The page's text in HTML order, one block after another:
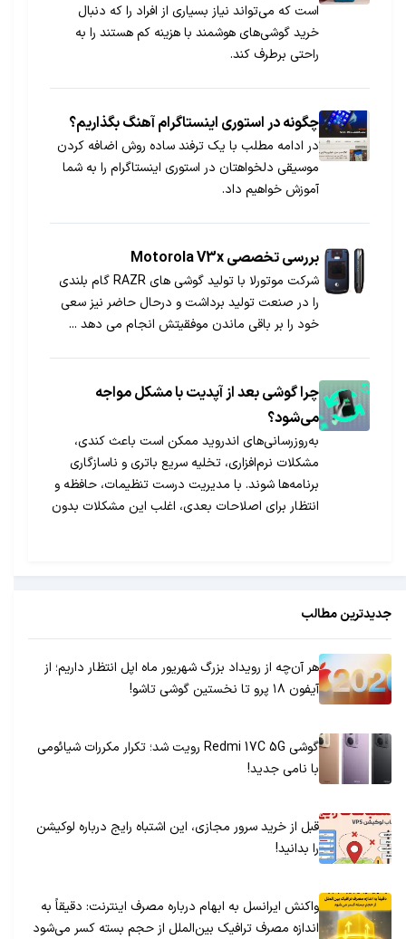
است که می‌تواند نیاز بسیاری از افراد را که دنبال
خرید گوشی‌های هوشمند با هزینه کم هستند را به
راحتی برطرف کند.
چگونه در استوری اینستاگرام آهنگ بگذاریم؟
در ادامه مطلب با یک ترفند ساده روش اضافه کردن
موسیقی دلخواهتان در استوری اینستاگرام را به شما
آموزش خواهیم داد.
بررسی تخصصی Motorola V3x
شرکت موتورلا با تولید گوشی های RAZR گام بلندی
را در صنعت تولید برداشت و درحال حاضر نیز سعی
خود را بر باقی ماندن موفقیتش انجام می دهد ...
چرا گوشی بعد از آپدیت با مشکل مواجه
می‌شود؟
به‌روزرسانی‌های اندروید ممکن است باعث کندی،
مشکلات نرم‌افزاری، تخلیه سریع باتری و ناسازگاری
برنامه‌ها شوند. با مدیریت درست تنظیمات، حافظه و
انتظار برای اصلاحات بعدی، اغلب این مشکلات بدون
جدیدترین مطالب
هر آن‌چه از رویداد بزرگ شهریور ماه اپل انتظار داریم؛ از
آیفون ۱۸ پرو تا نخستین گوشی تاشو!
گوشی Redmi 17C 5G رویت شد؛ تکرار مکررات شیائومی
با نامی جدید!
قبل از خرید سرور مجازی، این اشتباه رایج درباره لوکیشن
را بدانید!
واکنش ایرانسل به ابهام درباره مصرف اینترنت: دقیقاً به
اندازه مصرف ترافیک بین‌الملل از حجم بسته کسر می‌شود